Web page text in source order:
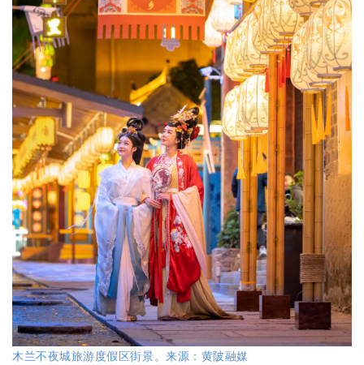
木兰不夜城旅游度假区街景。来源：黄陂融媒